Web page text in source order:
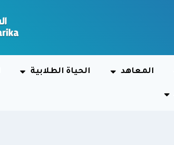
المعاهد الحياة الطلابية